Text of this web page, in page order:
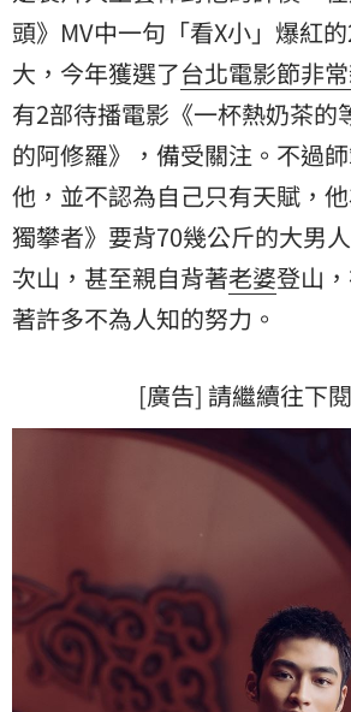
頭》MV中一句「看X小」爆紅
大 ，今年獲選了台北電影節非
有2部待播電影《一杯熱奶茶的
的阿修羅》，備受關注。不過
他，並不認為自己只有天賦，
獨攀者》要背70幾公斤的大男
次山，甚至親自背著老婆登山
著許多不為人知的努力。
[廣告] 請繼續往下